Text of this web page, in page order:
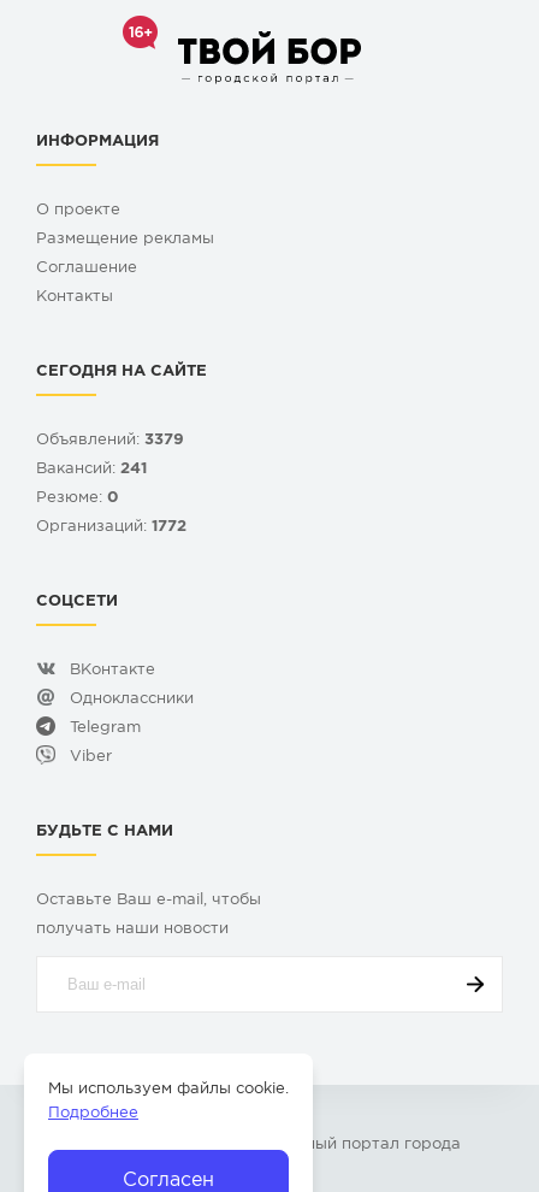
ИНФОРМАЦИЯ
О проекте
Размещение рекламы
Cоглашение
Контакты
СЕГОДНЯ НА САЙТЕ
Объявлений: 3379
Вакансий: 241
Резюме: 0
Организаций: 1772
СОЦСЕТИ
ВКонтакте
Одноклассники
Telegram
Viber
БУДЬТЕ С НАМИ
Оставьте Ваш e-mail, чтобы
получать наши новости
» – Главный портал города
Бор Нижегородской области
Согласен
Мы используем файлы cookie.
Подробнее